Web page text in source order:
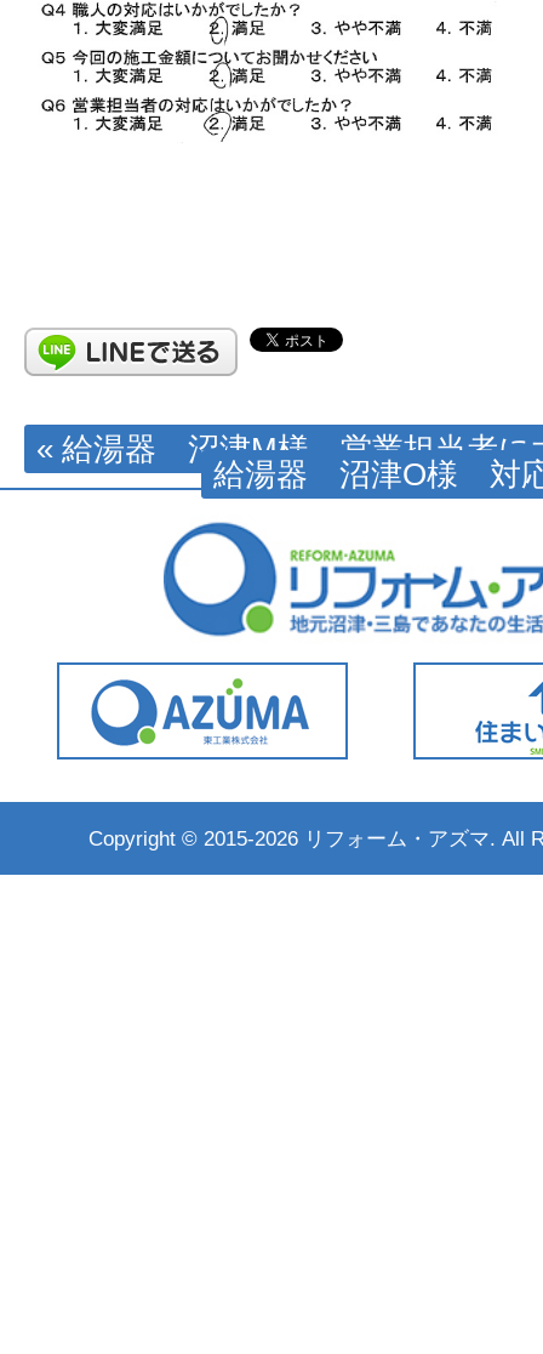
« 給湯器 沼津M様 営業担当者に
給湯器 沼津O様 対
Copyright © 2015-2026 リフォーム・アズマ. All